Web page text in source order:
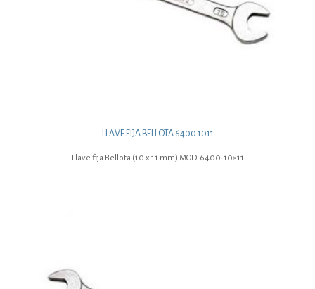
LLAVE FIJA BELLOTA 6400 1011
Llave fija Bellota (10 x 11 mm) MOD. 6400-10×11